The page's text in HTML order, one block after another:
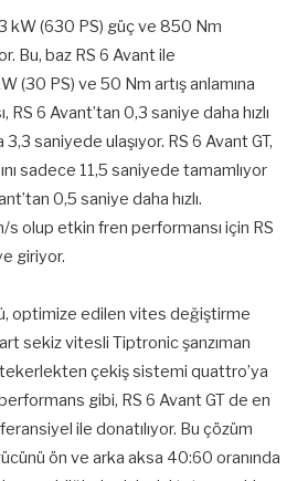
kW (630 PS) güç ve 850 Nm
Bu, baz RS 6 Avant ile
(30 PS) ve 50 Nm artış anlamına
RS 6 Avant’tan 0,3 saniye daha hızlı
saniyede ulaşıyor. RS 6 Avant GT,
sadece 11,5 saniyede tamamlıyor
0,5 saniye daha hızlı.
s olup etkin fren performansı için RS
giriyor.
optimize edilen vites değiştirme
sekiz vitesli Tiptronic şanzıman
çekiş sistemi quattro’ya
gibi, RS 6 Avant GT de en
ile donatılıyor. Bu çözüm
ön ve arka aksa 40:60 oranında